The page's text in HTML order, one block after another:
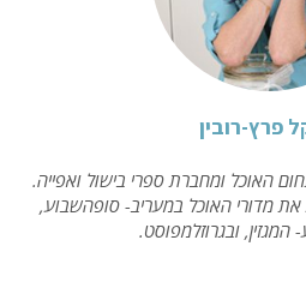
פרץ-רובין
האוכל ומחברת ספרי בישול ואפייה.
מדורי האוכל במעריב- סופהשבוע,
ובגרוזלמפוסט.